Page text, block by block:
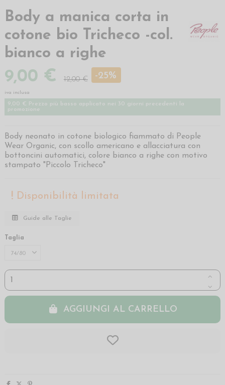
Body a manica corta in
cotone bio Tricheco -col.
bianco a righe
9,00 € 12,00 € -25%
iva inclusa
9,00 € Prezzo più basso applicato nei 30 giorni precedenti la
promozione
Body neonato in cotone biologico fiammato di People
Wear Organic, con scollo americano e allacciatura con
bottoncini automatici, colore bianco a righe con motivo
stampato "Piccolo Tricheco"
Disponibilità limitata
Guide alle Taglie
Taglia
AGGIUNGI AL CARRELLO